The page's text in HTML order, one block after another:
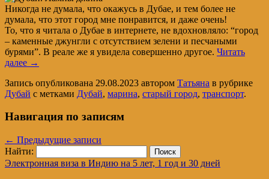
Никогда не думала, что окажусь в Дубае, и тем более не
думала, что этот город мне понравится, и даже очень!
То, что я читала о Дубае в интернете, не вдохновляло: “город
– каменные джунгли с отсутствием зелени и песчаными
бурями”. В реале же я увидела совершенно другое. Читать
далее →
Запись опубликована 29.08.2023 автором Татьяна в рубрике
Дубай с метками Дубай, марина, старый город, транспорт.
Навигация по записям
← Предыдущие записи
Найти:
Электронная виза в Индию на 5 лет, 1 год и 30 дней